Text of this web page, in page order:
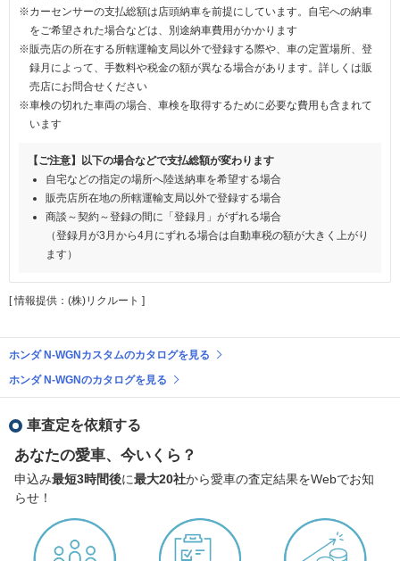
※カーセンサーの支払総額は店頭納車を前提にしています。自宅への納車
をご希望された場合などは、別途納車費用がかかります
※販売店の所在する所轄運輸支局以外で登録する際や、車の定置場所、登
録月によって、手数料や税金の額が異なる場合があります。詳しくは販
売店にお問合せください
※車検の切れた車両の場合、車検を取得するために必要な費用も含まれて
います
【ご注意】以下の場合などで支払総額が変わります
自宅などの指定の場所へ陸送納車を希望する場合
販売店所在地の所轄運輸支局以外で登録する場合
商談～契約～登録の間に「登録月」がずれる場合
（登録月が3月から4月にずれる場合は自動車税の額が大きく上がり
ます）
[ 情報提供：(株)リクルート ]
ホンダ N-WGNカスタムのカタログを見る
ホンダ N-WGNのカタログを見る
車査定を依頼する
あなたの愛車、今いくら？
申込み最短3時間後に最大20社から愛車の査定結果をWebでお知
らせ！